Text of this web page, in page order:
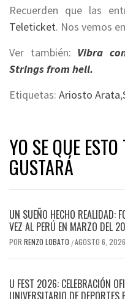
Recuerden que las
Teleticket. Nos vemos
Ver también: Vibra
Strings from hell.
Etiquetas: Ariosto Arata,
YO SE QUE
GUSTARÁ
UN SUEÑO HECHO REALIDAD:
VEZ AL PERÚ EN MARZO DEL
POR RENZO LOBATO /AGOSTO 6, 2026
U FEST 2026: CELEBRACIÓN